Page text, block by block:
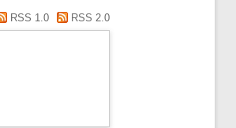
RSS 1.0 RSS 2.0